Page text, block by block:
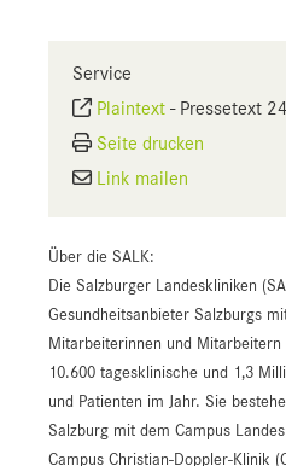
Service
Plaintext - Pressetext
Seite drucken
Link mailen
Über die SALK:
Die Salzburger Landeskliniken
Gesundheitsanbieter Salzburgs
Mitarbeiterinnen und
10.600 tagesklinische und 1,3
und Patienten im Jahr. Sie
Salzburg mit dem Campus
Campus Christian-Doppler-Klinik